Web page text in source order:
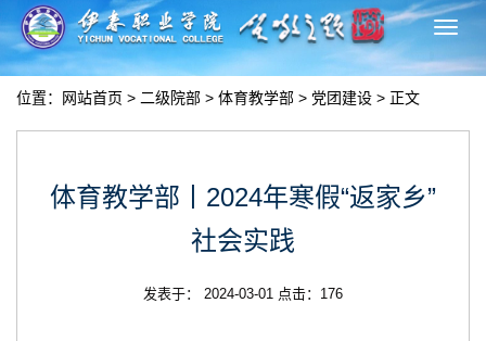
切
换
位置： 网站首页 > 二级院部 > 体育教学部 > 党团建设 > 正文
体育教学部丨2024年寒假“返家乡”
社会实践
发表于： 2024-03-01 点击： 176